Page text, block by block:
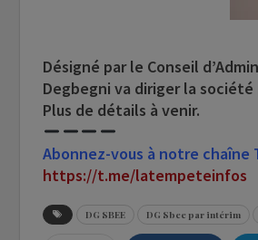
Désigné par le Conseil
Degbegni va diriger la
Plus de détails à venir.
Abonnez-vous à notre chaîne
https://t.me/latempeteinfos
DG SBEE DG Sbee par intérim